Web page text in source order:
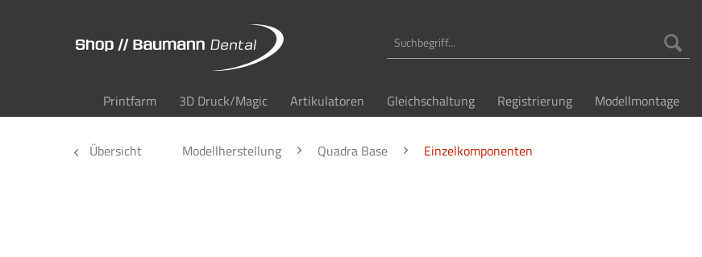
Printfarm 3D Druck/Magic Artikulatoren Gleichschaltung Registrierung Modellmontage
Übersicht Modellherstellung Quadra Base Einzelkomponenten